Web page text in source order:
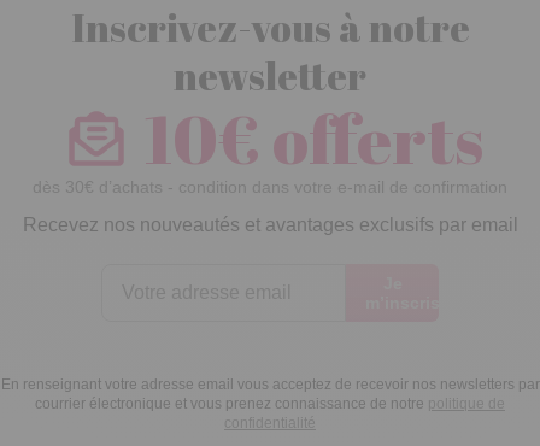
Inscrivez-vous à notre
newsletter
10€ offerts
dès 30€ d’achats - condition dans votre e-mail de confirmation
Recevez nos nouveautés et avantages exclusifs par email
En renseignant votre adresse email vous acceptez de recevoir nos newsletters par
courrier électronique et vous prenez connaissance de notre politique de
confidentialité